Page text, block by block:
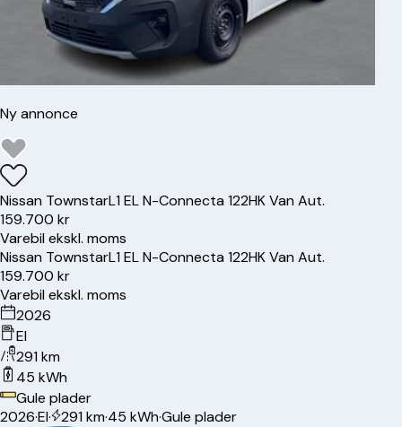
Ny annonce
Nissan TownstarL1 EL N-Connecta 122HK Van Aut.
159.700 kr
Varebil ekskl. moms
Nissan TownstarL1 EL N-Connecta 122HK Van Aut.
159.700 kr
Varebil ekskl. moms
2026
El
291 km
45 kWh
Gule plader
2026·El· 291 km·45 kWh·Gule plader